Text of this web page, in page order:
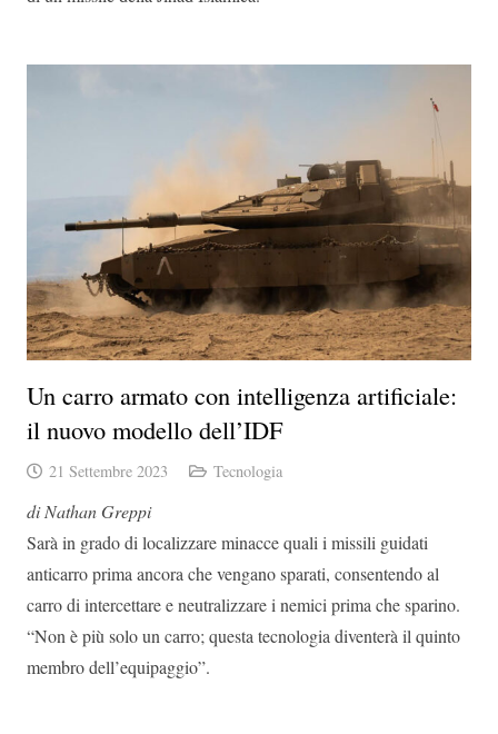
Un carro armato con intelligenza artificiale:
il nuovo modello dell’IDF
21 Settembre 2023 Tecnologia
di Nathan Greppi
Sarà in grado di localizzare minacce quali i missili guidati
anticarro prima ancora che vengano sparati, consentendo al
carro di intercettare e neutralizzare i nemici prima che sparino.
“Non è più solo un carro; questa tecnologia diventerà il quinto
membro dell’equipaggio”.